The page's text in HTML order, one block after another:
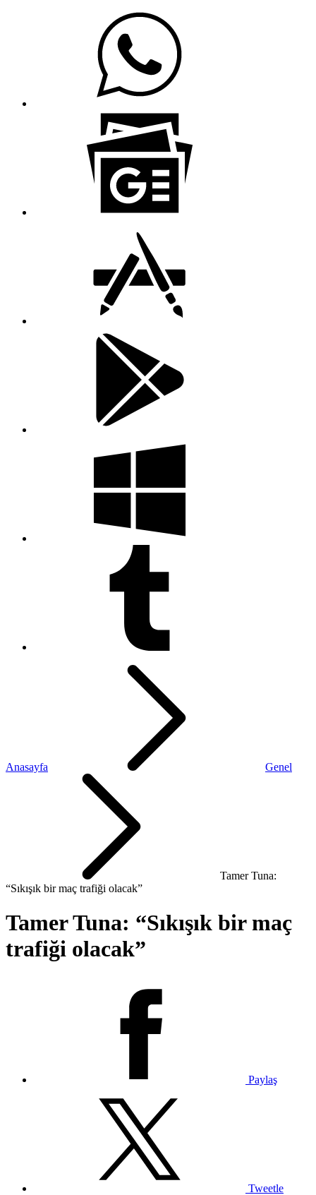
Anasayfa Genel
Tamer Tuna:
“Sıkışık bir maç trafiği olacak”
Tamer Tuna: “Sıkışık bir maç
trafiği olacak”
Paylaş
Tweetle